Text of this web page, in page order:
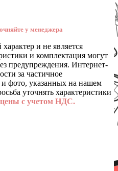
у менеджера
и не является
и комплектация могут
предупреждения. Интернет-
за частичное
и фото, указанных на нашем
уточнять характеристики
с учетом НДС.